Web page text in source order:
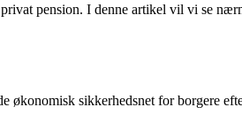
pension. I denne artikel vil vi se
økonomisk sikkerhedsnet for borgere